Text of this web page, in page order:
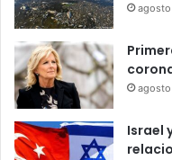
agosto
agosto
Israel